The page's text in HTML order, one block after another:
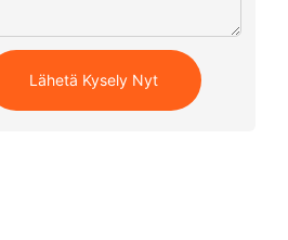
Lähetä Kysely Nyt